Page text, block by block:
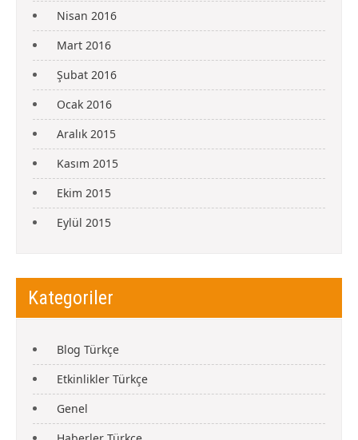
Nisan 2016
Mart 2016
Şubat 2016
Ocak 2016
Aralık 2015
Kasım 2015
Ekim 2015
Eylül 2015
Kategoriler
Blog Türkçe
Etkinlikler Türkçe
Genel